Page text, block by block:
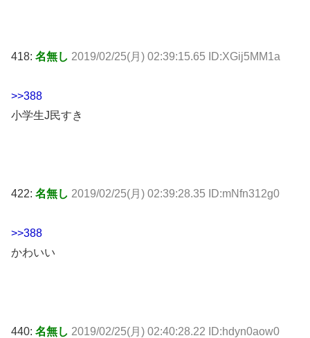
418: 名無し 2019/02/25(月) 02:39:15.65 ID:XGij5MM1a
>>388
小学生J民すき
422: 名無し 2019/02/25(月) 02:39:28.35 ID:mNfn312g0
>>388
かわいい
440: 名無し 2019/02/25(月) 02:40:28.22 ID:hdyn0aow0